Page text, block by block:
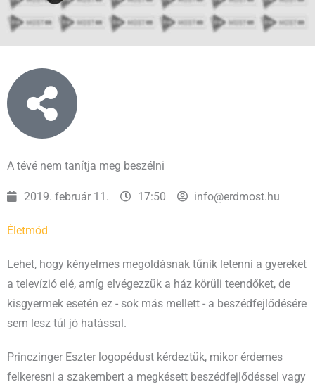
A tévé nem tanítja meg beszélni
2019. február 11. 17:50 info@erdmost.hu
Életmód
Lehet, hogy kényelmes megoldásnak tűnik letenni a gyereket
a televízió elé, amíg elvégezzük a ház körüli teendőket, de
kisgyermek esetén ez - sok más mellett - a beszédfejlődésére
sem lesz túl jó hatással.
Princzinger Eszter logopédust kérdeztük, mikor érdemes
felkeresni a szakembert a megkésett beszédfejlődéssel vagy